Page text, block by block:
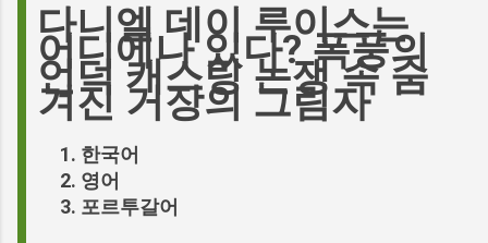
다니엘 데이 루이스는
어디에나 있다? 폭풍의
언덕 캐스팅 논쟁 속 숨
겨진 거장의 그림자
한국어
영어
포르투갈어